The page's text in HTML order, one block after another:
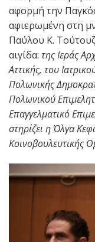
αφορμή την
αφιερωμένη στη
Παύλου Κ.
αιγίδα: της Ιεράς
Αττικής, του
Πολωνικής
Πολωνικού
Επαγγελματικό
στηρίζει η Όλγα
Κοινοβουλευτικής